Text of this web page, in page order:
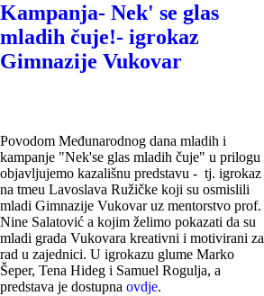
Kampanja- Nek' se glas
mladih čuje!- igrokaz
Gimnazije Vukovar
Povodom Međunarodnog dana mladih i
kampanje "Nek'se glas mladih čuje" u prilogu
objavljujemo kazališnu predstavu - tj. igrokaz
na tmeu Lavoslava Ružičke koji su osmislili
mladi Gimnazije Vukovar uz mentorstvo prof.
Nine Salatović a kojim želimo pokazati da su
mladi grada Vukovara kreativni i motivirani za
rad u zajednici. U igrokazu glume Marko
Šeper, Tena Hideg i Samuel Rogulja, a
predstava je dostupna ovdje.